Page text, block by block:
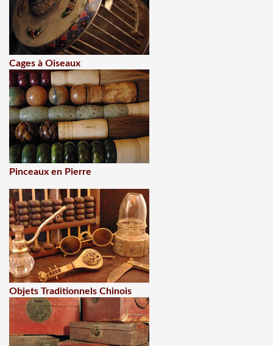
Cages à Oiseaux
Pinceaux en Pierre
Objets Traditionnels Chinois